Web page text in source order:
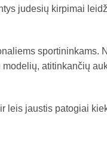
judesių kirpimai
sportininkams.
atitinkančių
leis jaustis patogiai